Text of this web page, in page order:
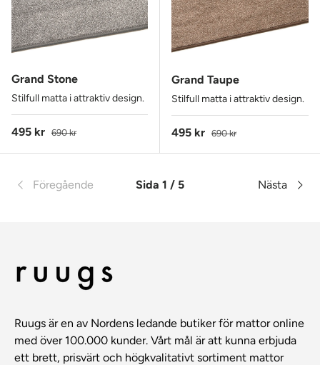
Grand Stone
Stilfull matta i attraktiv design.
Reapris
495 kr Ordinarie pris
690 kr
Grand Taupe
Stilfull matta i attraktiv design.
Reapris
495 kr Ordinarie pris
690 kr
Föregående Sida 1 / 5 Nästa
Ruugs är en av Nordens ledande butiker för mattor online
med över 100.000 kunder. Vårt mål är att kunna erbjuda
ett brett, prisvärt och högkvalitativt sortiment mattor